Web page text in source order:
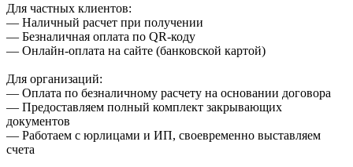
Для частных клиентов:
— Наличный расчет при получении
— Безналичная оплата по QR-коду
— Онлайн-оплата на сайте (банковской картой)
Для организаций:
— Оплата по безналичному расчету на основании договора
— Предоставляем полный комплект закрывающих
документов
— Работаем с юрлицами и ИП, своевременно выставляем
счета